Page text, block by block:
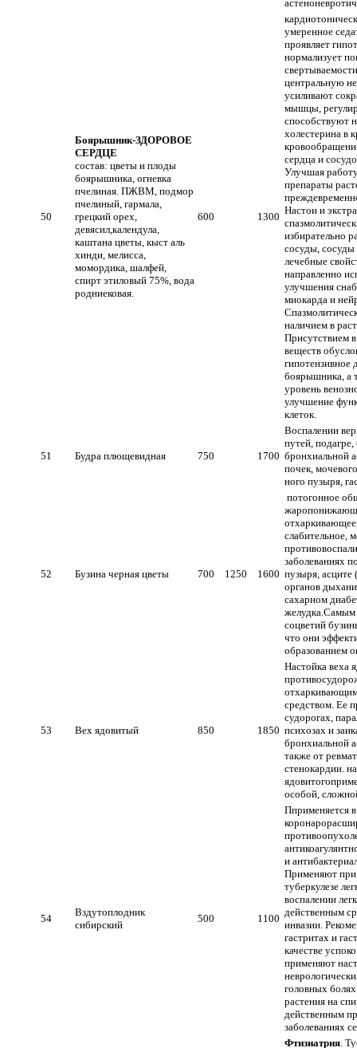
50
Боярышник-ЗДОРОВОЕ
СЕРДЦЕ
состав: цветы и плоды
боярышника, огневка
пчелиная. ПЖВМ, подмор
пчелиный, гармала,
грецкий орех,
девясил,календула,
каштана цветы, кыст аль
хинди, мелисса,
момордика, шалфей,
спирт этиловый 75%, вода
родниековая.
600 1300
умеренное
проявляет
нормализует
центральную
усиливают
мышцы,
способствуют
холестерина в
сердца и
Улучшая
препараты
Настои и
избирательно
сосуды, сосуды
лечебные
направленно
улучшения
миокарда и
наличием в
Присутствием
веществ
гипотензивное
боярышника, а
уровень
улучшение
клеток.
51 Будра плющевидная 750 1700
Воспалении
путей,
бронхиальной
почек,
ного пузыря,
52 Бузина черная цветы 700 1250 1600
потогонное
слабительное,
заболеваниях
пузыря, асците
органов
сахарном
желудка.Самым
соцветий
что они
образованием
53 Вех ядовитый 850 1850
Настойка веха
средством. Ее
судорогах,
психозах и
бронхиальной
также от
стенокардии.
особой,
54
Вздутоплодник
сибирский
500 1100
Пприменяется в
и
Применяют
туберкулезе
воспалении
действенным
инвазии.
гастритах и
качестве
применяют
головных
растения на
действенным
заболеваниях
Фтизиатрия.